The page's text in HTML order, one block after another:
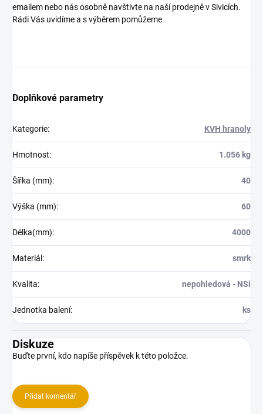
emailem nebo nás osobně navštivte na naší prodejně v Sivicích.
Rádi Vás uvidíme a s výběrem pomůžeme.
Doplňkové parametry
Kategorie: KVH hranoly
Hmotnost: 1.056 kg
Šířka (mm): 40
Výška (mm): 60
Délka(mm): 4000
Materiál : smrk
Kvalita: nepohledová - NSi
Jednotka balení: ks
Diskuze
Buďte první, kdo napíše příspěvek k této položce.
Přidat komentář